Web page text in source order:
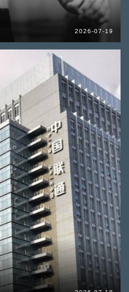
2026-07-19